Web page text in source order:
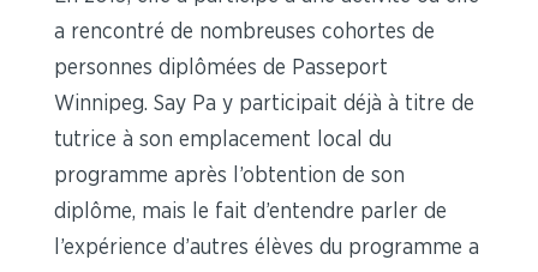
a rencontré de nombreuses cohortes de
personnes diplômées de Passeport
Winnipeg. Say Pa y participait déjà à titre de
tutrice à son emplacement local du
programme après l’obtention de son
diplôme, mais le fait d’entendre parler de
l’expérience d’autres élèves du programme a